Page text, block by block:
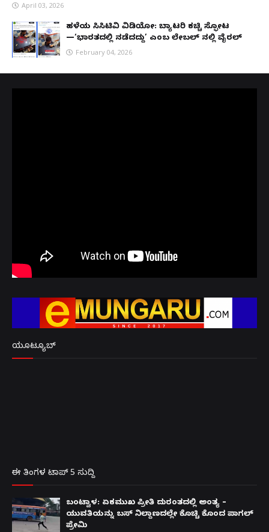
April 03, 2026
ಹಳೆಯ ಸಿಸಿಟಿವಿ ವಿಡಿಯೋ: ಬ್ಯಾಟರಿ ಕಚ್ಚಿ ಸ್ಫೋಟ
—‘ಭಾರತದಲ್ಲಿ ನಡೆದದ್ದು’ ಎಂಬ ಲೇಬಲ್ ನಲ್ಲಿ ವೈರಲ್
February 04, 2026
ಯೂಟ್ಯೂಬ್
ಈ ತಿಂಗಳ ಟಾಪ್ 5 ಸುದ್ದಿ
ಬಂಟ್ವಾಳ: ಏಕಮುಖ ಪ್ರೀತಿ ದುರಂತದಲ್ಲಿ ಅಂತ್ಯ –
ಯುವತಿಯನ್ನು ಬಸ್ ನಿಲ್ದಾಣದಲ್ಲೇ ಕೊಚ್ಚಿ ಕೊಂದ ಪಾಗಲ್
ಪ್ರೇಮಿ